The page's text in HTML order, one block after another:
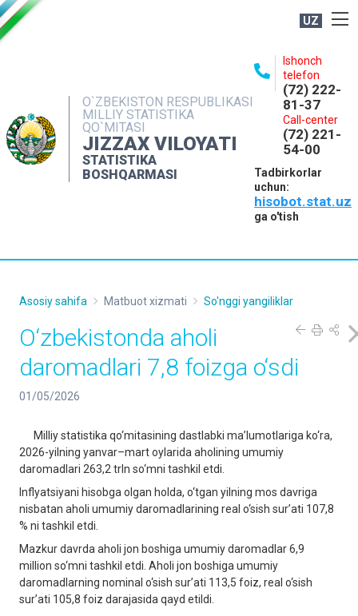
UZ
O`ZBEKISTON RESPUBLIKASI
MILLIY STATISTIKA
QO`MITASI
JIZZAX VILOYATI
STATISTIKA
BOSHQARMASI
Ishonch
telefon
(72) 222-
81-37
Call-center
(72) 221-
54-00
Tadbirkorlar
uchun:
hisobot.stat.uz
ga o'tish
NASHRLAR
INTERAKTIV XIZMATLAR
MATBUOT XIZMATI
Asosiy sahifa Matbuot xizmati So'nggi yangiliklar
O‘zbekistonda aholi
daromadlari 7,8 foizga o‘sdi
01/05/2026
Milliy statistika qo‘mitasining dastlabki ma’lumotlariga ko‘ra,
2026-yilning yanvar–mart oylarida aholining umumiy
daromadlari 263,2 trln so‘mni tashkil etdi.
Inflyatsiyani hisobga olgan holda, o‘tgan yilning mos davriga
nisbatan aholi umumiy daromadlarining real o‘sish sur’ati 107,8
% ni tashkil etdi.
Mazkur davrda aholi jon boshiga umumiy daromadlar 6,9
million so‘mni tashkil etdi. Aholi jon boshiga umumiy
daromadlarning nominal o‘sish sur’ati 113,5 foiz, real o‘sish
sur’ati 105,8 foiz darajasida qayd etildi.